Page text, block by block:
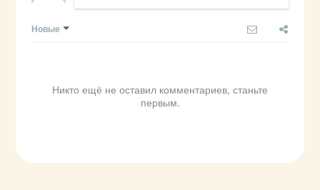
Новые
Никто ещё не оставил комментариев, станьте
первым.